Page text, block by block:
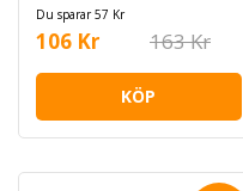
Du sparar 57 Kr
106 Kr 163 Kr
KÖP